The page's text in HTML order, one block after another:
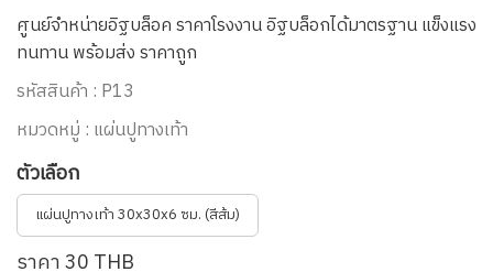
ศูนย์จำหน่ายอิฐบล็อค ราคาโรงงาน อิฐบล็อกได้มาตรฐาน แข็งแรง
ทนทาน พร้อมส่ง ราคาถูก
รหัสสินค้า : P13
หมวดหมู่ : แผ่นปูทางเท้า
ตัวเลือก
แผ่นปูทางเท้า 30x30x6 ซม. (สีส้ม)
ราคา 30 THB